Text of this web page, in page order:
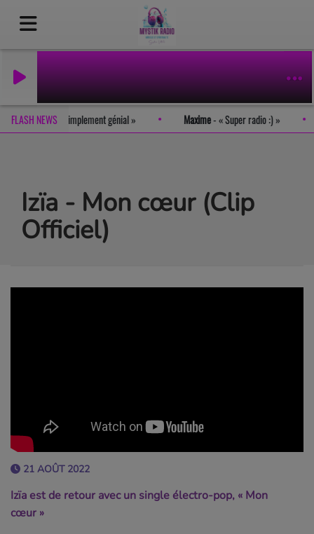
FLASH NEWS
Le site est tout simplement génial Maxime- Super radio :)
Izïa - Mon cœur (Clip
Officiel)
21 AOÛT 2022
Izïa est de retour avec un single électro-pop, « Mon
cœur »